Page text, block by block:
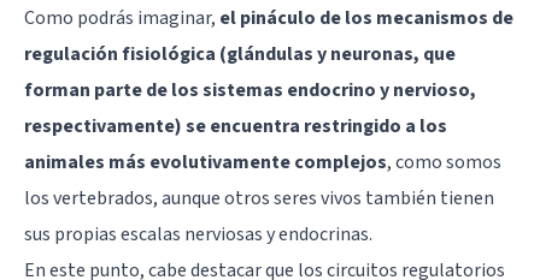
Como podrás imaginar, el pináculo de los mecanismos de
regulación fisiológica (glándulas y neuronas, que
forman parte de los sistemas endocrino y nervioso,
respectivamente) se encuentra restringido a los
animales más evolutivamente complejos, como somos
los vertebrados, aunque otros seres vivos también tienen
sus propias escalas nerviosas y endocrinas.
En este punto, cabe destacar que los circuitos regulatorios